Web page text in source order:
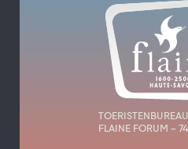
FLAINE FORUM –